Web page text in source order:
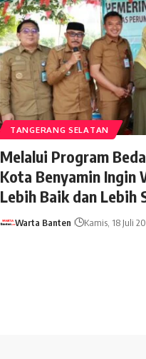
TANGERANG SELATAN
Melalui Program
Kota Benyamin Ingin
Lebih Baik dan Lebih
Warta Banten Kamis, 18 Juli